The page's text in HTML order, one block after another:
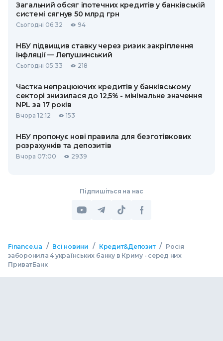
Загальний обсяг іпотечних кредитів у банківській
системі сягнув 50 млрд грн
Сьогодні 06:32 94
НБУ підвищив ставку через ризик закріплення
інфляції — Лепушинський
Сьогодні 05:33 218
Частка непрацюючих кредитів у банківському
секторі знизилася до 12,5% - мінімальне значення
NPL за 17 років
Вчора 12:12 153
НБУ пропонує нові правила для безготівкових
розрахунків та депозитів
Вчора 07:00 2939
Підпишіться на нас
Finance.ua / Всі новини / Кредит&Депозит / Росія
заборонила 4 українських банку в Криму - серед них
ПриватБанк